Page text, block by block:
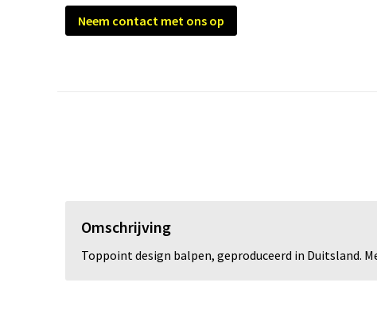
Neem contact met ons op
Omschrijving
Toppoint design balpen, geproduceerd in Duitsland.